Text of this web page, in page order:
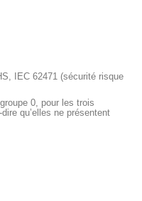
IEC 62471 (sécurité risque
0, pour les trois
qu’elles ne présentent